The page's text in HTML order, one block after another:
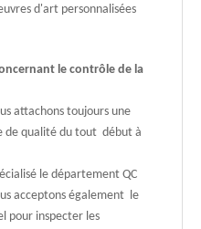
d'art personnalisées
le contrôle de la
attachons toujours une
de qualité du tout début à
le département QC
acceptons également le
pour inspecter les